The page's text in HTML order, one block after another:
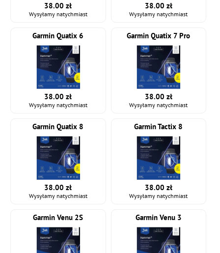
38.00 zł
Wysyłamy natychmiast
38.00 zł
Wysyłamy natychmiast
Garmin Quatix 6
38.00 zł
Wysyłamy natychmiast
Garmin Quatix 7 Pro
38.00 zł
Wysyłamy natychmiast
Garmin Quatix 8
38.00 zł
Wysyłamy natychmiast
Garmin Tactix 8
38.00 zł
Wysyłamy natychmiast
Garmin Venu 2S Garmin Venu 3